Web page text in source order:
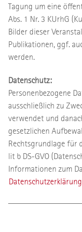
Tagung um eine
Abs. 1 Nr. 3 KUrhG
Bilder dieser
Publikationen, ggf.
werden.
Datenschutz:
Personenbezogene
ausschließlich zu
verwendet und
gesetzlichen
Rechtsgrundlage für
lit b DS-GVO
Informationen zum
Datenschutzerklärung